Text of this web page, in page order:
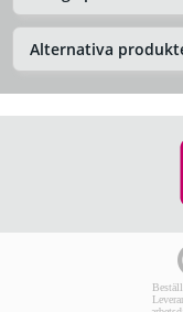
Alternativa